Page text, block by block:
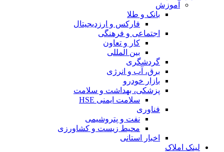
آموزش
بانک و طلا
فارکس و ارزدیجیتال
اجتماعی و فرهنگی
کار و تعاون
بین المللی
گردشگری
برق، آب و انرژی
بازار خودرو
پزشکی، بهداشت و سلامت
سلامت ایمنی HSE
فناوری
نفت و پتروشیمی
محیط زیست و کشاورزی
اخبار استانی
لینک املاک